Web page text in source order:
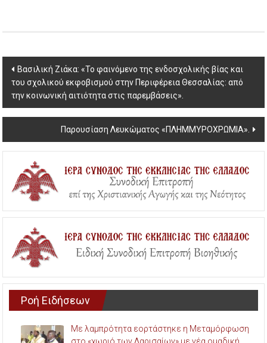
Post
navigation
Βασιλική Ζιάκα: «Το φαινόμενο της ενδοσχολικής βίας και
του σχολικού εκφοβισμού στην Περιφέρεια Θεσσαλίας: από
την κοινωνική αιτιότητα στις παρεμβάσεις».
Παρουσίαση Λευκώματος «ΠΛΗΜΜΥΡΟΧΡΩΜΙΑ».
Ροή Ειδήσεων
Με λαμπρότητα εορτάστηκε η Μεταμόρφωση